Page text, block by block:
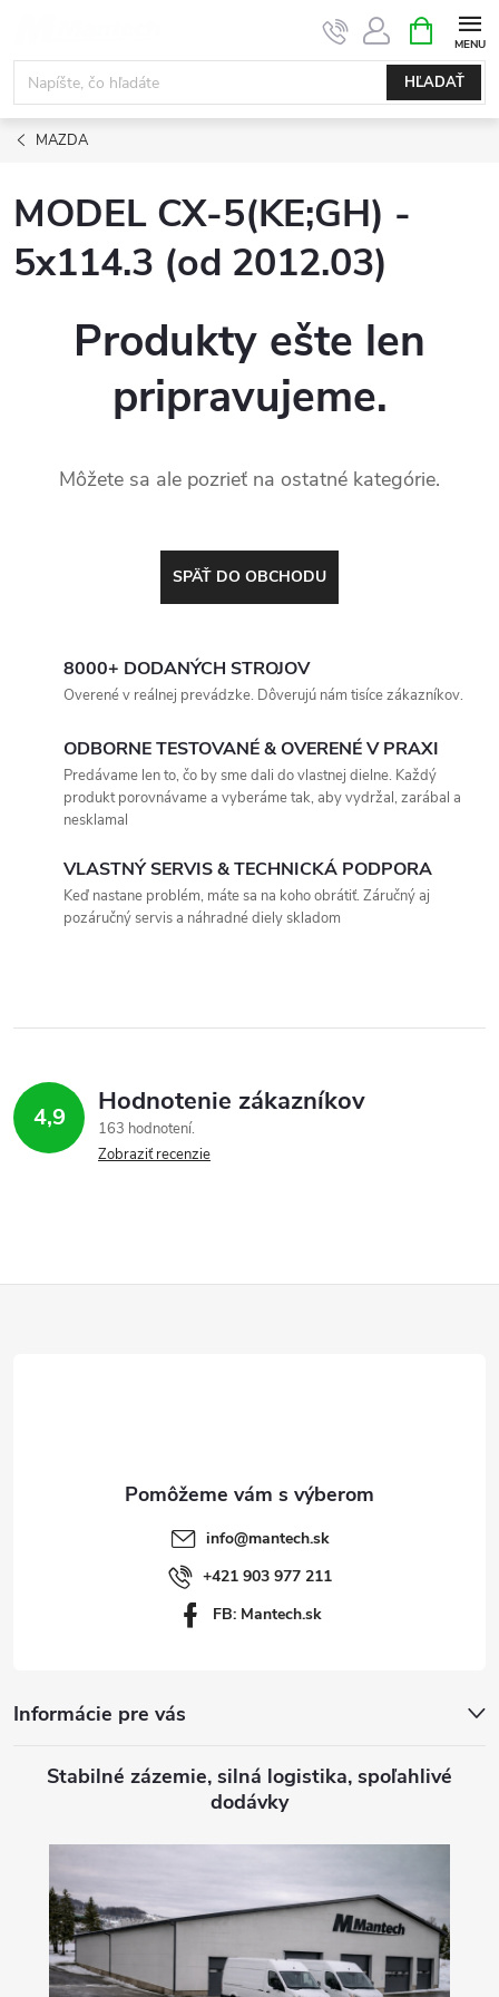
obsah
HĽADAŤ
KOŠÍK
MAZDA
MODEL CX-5(KE;GH) -
5x114.3 (od 2012.03)
Produkty ešte len
pripravujeme.
Môžete sa ale pozrieť na ostatné kategórie.
SPÄŤ DO OBCHODU
8000+ DODANÝCH STROJOV
Overené v reálnej prevádzke. Dôverujú nám tisíce zákazníkov.
ODBORNE TESTOVANÉ & OVERENÉ V PRAXI
Predávame len to, čo by sme dali do vlastnej dielne. Každý
produkt porovnávame a vyberáme tak, aby vydržal, zarábal a
nesklamal
VLASTNÝ SERVIS & TECHNICKÁ PODPORA
Keď nastane problém, máte sa na koho obrátiť. Záručný aj
pozáručný servis a náhradné diely skladom
4,9 Hodnotenie zákazníkov
163 hodnotení
Zobraziť recenzie
info@mantech.sk
+421 903 977 211
FB: Mantech.sk
Informácie pre vás
Stabilné zázemie, silná logistika, spoľahlivé
dodávky